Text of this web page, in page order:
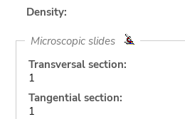
Density:
Microscopic slides
Transversal section:
1
Tangential section:
1